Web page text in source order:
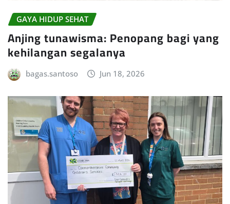
GAYA HIDUP SEHAT
Anjing tunawisma: Penopang bagi yang
kehilangan segalanya
bagas.santoso Jun 18, 2026